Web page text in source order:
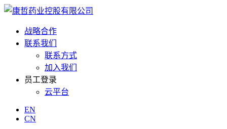
战略合作
联系我们
联系方式
加入我们
员工登录
云平台
EN
CN